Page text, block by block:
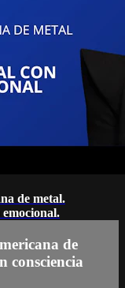
de metal.
de
consciencia